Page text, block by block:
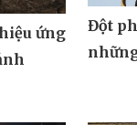
ứng
Đột